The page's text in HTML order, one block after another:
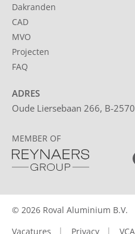
Dakranden
CAD
MVO
Projecten
FAQ
ADRES
Oude Liersebaan 266, B-
MEMBER OF
© 2026 Roval Aluminium B.V.
Vacatures
Privacy VCA